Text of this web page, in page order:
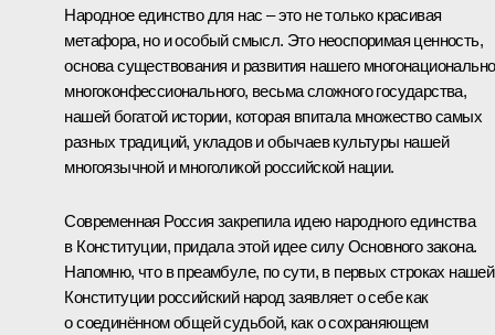
Народное единство для нас – это не только красивая
метафора, но и особый смысл. Это неоспоримая ценность,
основа существования и развития нашего
многоконфессионального, весьма сложного государства,
нашей богатой истории, которая впитала множество самых
разных традиций, укладов и обычаев культуры нашей
многоязычной и многоликой российской нации.
Современная Россия закрепила идею народного единства
в Конституции, придала этой идее силу Основного закона.
Напомню, что в преамбуле, по сути, в первых строках нашей
Конституции российский народ заявляет о себе как
о соединённом общей судьбой, как о сохраняющем